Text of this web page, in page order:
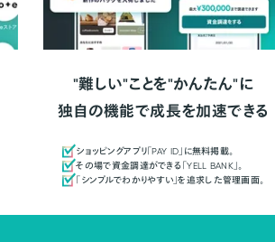
"難しい"ことを"かんたん"に
独自の機能で成長を加速できる
ショッピングアプリ「PAY ID」に無料掲載。
その場で資金調達ができる「YELL BANK」。
「シンプルでわかりやすい」を追求した管理画面。